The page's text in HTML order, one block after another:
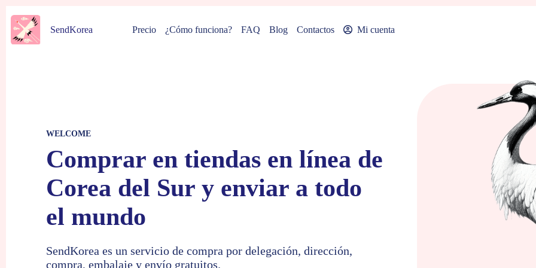
contenido
SendKorea Precio ¿Cómo funciona? FAQ Blog Contactos Mi cuenta
WELCOME
Comprar en tiendas en línea de
Corea del Sur y enviar a todo
el mundo
SendKorea es un servicio de compra por delegación, dirección,
compra, embalaje y envío gratuitos.